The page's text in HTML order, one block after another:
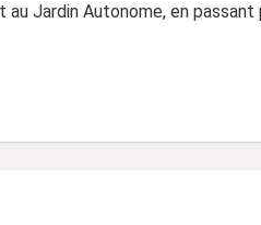
au Jardin Autonome, en